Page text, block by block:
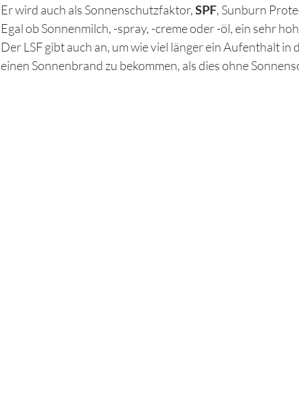
Er wird auch als Sonnenschutzfaktor, SPF, Sunburn
Egal ob Sonnenmilch, -spray, -creme oder -öl, ein sehr
Der LSF gibt auch an, um wie viel länger ein Aufenthalt
einen Sonnenbrand zu bekommen, als dies ohne